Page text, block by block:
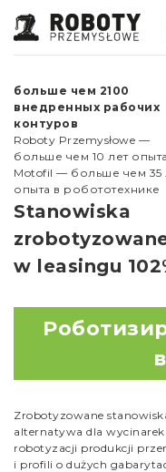
больше чем 2100
внедренных рабочих
контуров
Roboty Przemysłowe —
больше чем 10 лет опыта
Motofil — больше чем 35
опыта в робототехнике
Stanowiska
w leasingu
Zrobotyzowane
alternatywa dla
robotyzacji produkcji
i profili o dużych